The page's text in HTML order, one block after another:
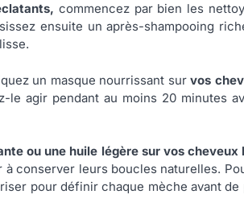
commencez par bien les
ensuite un après-shampooing
un masque nourrissant survos
le agir pendant au moins 20 minutes
ou une huile légère sur vos cheveux
à conserver leurs boucles naturelles.
pour définir chaque mèche avant